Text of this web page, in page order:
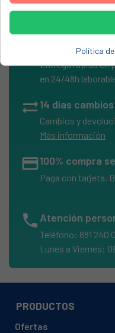
Envíos Express
Entrega rápida en
en 24/48h
sync_alt14 días
Cambios y
Más información
credit_card100% compra
Paga con tarjeta,
phone Atención
Teléfono: 881 240
Lunes a Viernes:
PRODUCTOS
Ofertas
Política